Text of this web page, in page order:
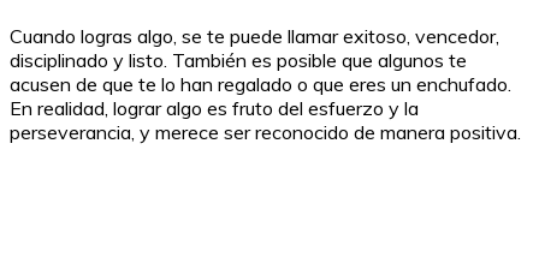
Cuando logras algo, se te puede llamar exitoso, vencedor,
disciplinado y listo. También es posible que algunos te
acusen de que te lo han regalado o que eres un enchufado.
En realidad, lograr algo es fruto del esfuerzo y la
perseverancia, y merece ser reconocido de manera positiva.